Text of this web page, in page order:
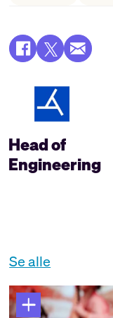
Head of
Engineering
Se alle